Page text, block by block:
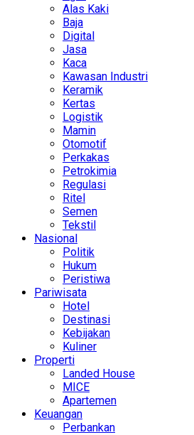
Alas Kaki
Baja
Digital
Jasa
Kaca
Kawasan Industri
Keramik
Kertas
Logistik
Mamin
Otomotif
Perkakas
Petrokimia
Regulasi
Ritel
Semen
Tekstil
Nasional
Politik
Hukum
Peristiwa
Pariwisata
Hotel
Destinasi
Kebijakan
Kuliner
Properti
Landed House
MICE
Apartemen
Keuangan
Perbankan